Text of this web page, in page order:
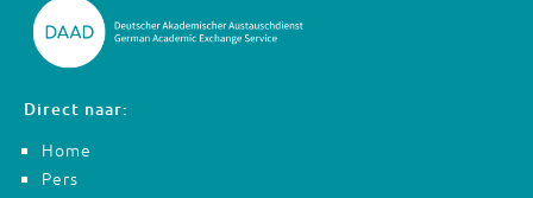
Direct naar:
Home
Pers